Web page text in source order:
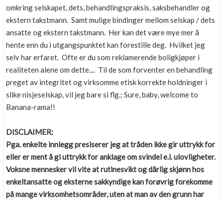
omkring selskapet, dets, behandlingspraksis, saksbehandler og
ekstern takstmann. Samt mulige bindinger mellom selskap / dets
ansatte og ekstern takstmann. Her kan det være mye mer å
hente enn du i utgangspunktet kan forestille deg. Hvilket jeg
selv har erfaret. Ofte er du som reklamerende boligkjøper i
realiteten alene om dette.... Til de som forventer en behandling
preget av integritet og virksomme etisk korrekte holdninger i
slike nisjeselskap, vil jeg bare si flg.; Sure, baby, welcome to
Banana-rama!!
DISCLAIMER:
Pga. enkelte innlegg presiserer jeg at tråden ikke gir uttrykk for
eller er ment å gi uttrykk for anklage om svindel e.l. ulovligheter.
Voksne mennesker vil vite at rutinesvikt og dårlig skjønn hos
enkeltansatte og eksterne sakkyndige kan forøvrig forekomme
på mange virksomhetsområder, uten at man av den grunn har